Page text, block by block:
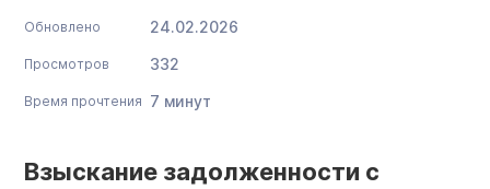
Обновлено 24.02.2026
Просмотров 332
Время прочтения 7 минут
Взыскание задолженности с